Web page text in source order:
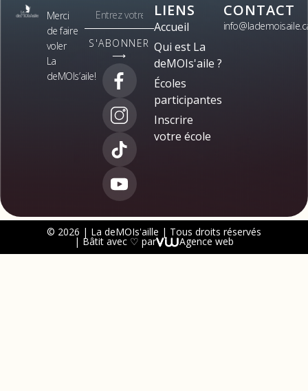
Merci
de faire
voler
La
deMOIs’aile!
S'ABONNER
⟶
LIENS
Accueil
Qui est La
deMOIs'aile ?
Écoles
participantes
Inscrire
votre école
CONTACT
© 2026 | La deMOIs'aille | Tous droits réservés
| Bâtit avec ♡ par Agence web